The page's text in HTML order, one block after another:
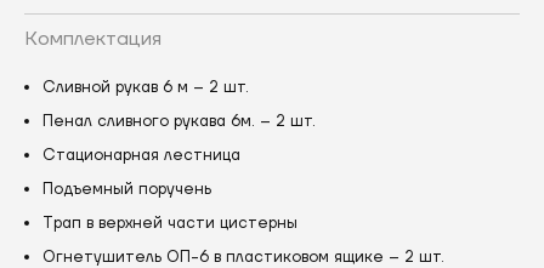
Комплектация
Сливной рукав 6 м – 2 шт.
Пенал сливного рукава 6м. – 2 шт.
Стационарная лестница
Подъемный поручень
Трап в верхней части цистерны
Огнетушитель ОП-6 в пластиковом ящике – 2 шт.